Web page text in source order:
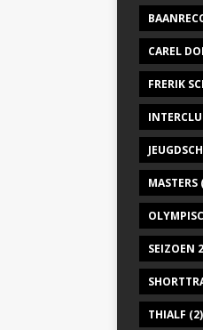
CAREL
FRERIK
MASTERS
SEIZOEN
THIALF (2)